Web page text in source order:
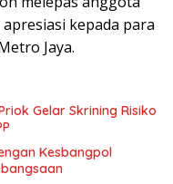
kepada para
Jaya.
Gelar Skrining Risiko
Kesbangpol